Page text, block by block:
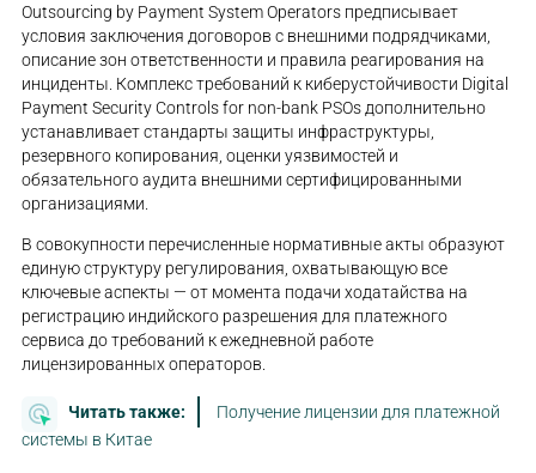
Outsourcing by Payment System Operators предписывает
условия заключения договоров с внешними подрядчиками,
описание зон ответственности и правила реагирования на
инциденты. Комплекс требований к киберустойчивости Digital
Payment Security Controls for non-bank PSOs дополнительно
устанавливает стандарты защиты инфраструктуры,
резервного копирования, оценки уязвимостей и
обязательного аудита внешними сертифицированными
организациями.
В совокупности перечисленные нормативные акты образуют
единую структуру регулирования, охватывающую все
ключевые аспекты — от момента подачи ходатайства на
регистрацию индийского разрешения для платежного
сервиса до требований к ежедневной работе
лицензированных операторов.
Читать также:
Получение лицензии для платежной
системы в Китае